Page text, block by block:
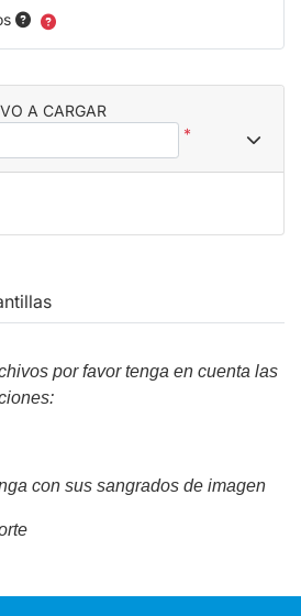
por favor tenga en cuenta las
con sus sangrados de imagen
A CARGAR
*